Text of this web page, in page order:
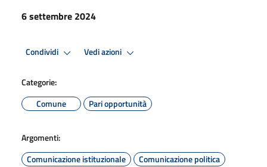
6 settembre 2024
Condividi Vedi azioni
Categorie:
Comune
Pari opportunità
Argomenti:
Comunicazione istituzionale
Comunicazione politica